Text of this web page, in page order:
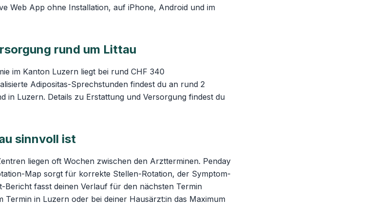
Web App ohne Installation, auf iPhone, Android und im
rund um Littau
im Kanton Luzern liegt bei rund CHF 340
Adipositas-Sprechstunden findest du an rund 2
in Luzern. Details zu Erstattung und Versorgung findest du
sinnvoll ist
liegen oft Wochen zwischen den Arztterminen. Penday
Map sorgt für korrekte Stellen-Rotation, der Symptom-
fasst deinen Verlauf für den nächsten Termin
Termin in Luzern oder bei deiner Hausärzt:in das Maximum